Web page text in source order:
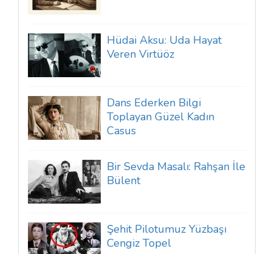
Hüdai Aksu: Uda Hayat
Veren Virtüöz
Dans Ederken Bilgi
Toplayan Güzel Kadın
Casus
Bir Sevda Masalı: Rahşan İle
Bülent
Şehit Pilotumuz Yüzbaşı
Cengiz Topel